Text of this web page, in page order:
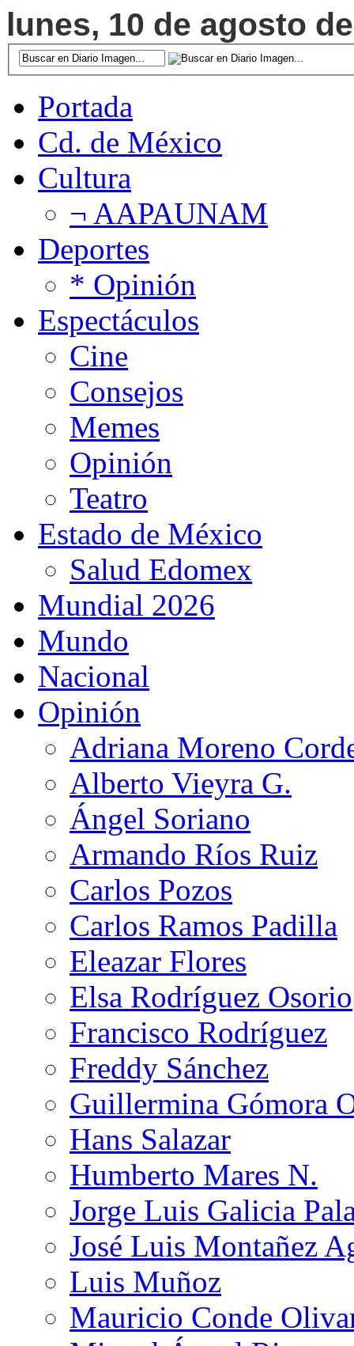
lunes, 10 de agosto
Portada
Cd. de México
Cultura
¬ AAPAUNAM
Deportes
* Opinión
Espectáculos
Cine
Consejos
Memes
Opinión
Teatro
Estado de México
Salud Edomex
Mundial 2026
Mundo
Nacional
Opinión
Adriana Moreno
Alberto Vieyra G.
Ángel Soriano
Armando Ríos Ruiz
Carlos Pozos
Carlos Ramos Padilla
Eleazar Flores
Elsa Rodríguez Osorio
Francisco Rodríguez
Freddy Sánchez
Guillermina Gómora
Hans Salazar
Humberto Mares N.
Jorge Luis Galicia
José Luis Montañez
Luis Muñoz
Mauricio Conde